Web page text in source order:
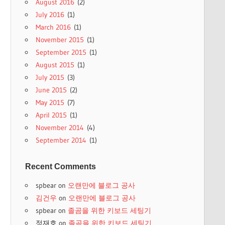
August 2016(2)
July 2016(1)
March 2016(1)
November 2015 (1)
September 2015 (1)
August 2015 (1)
July 2015 (3)
June 2015 (2)
May 2015 (7)
April 2015 (1)
November 2014 (4)
September 2014 (1)
Recent Comments
spbearon 오랜만에 블로그 공사
김건우 on 오랜만에 블로그 공사
spbearon 졸곰을 위한 키보드 세팅기
정재호 on 졸곰을 위한 키보드 세팅기